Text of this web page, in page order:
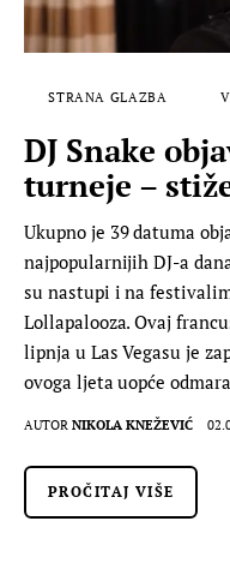
STRANA GLAZBA
DJ Snake
turneje –
Ukupno je 39 datuma
najpopularnijih DJ-a
su nastupi i na
Lollapalooza. Ovaj
lipnja u Las Vegasu je
ovoga ljeta uopće
AUTOR NIKOLA KNEŽEVIĆ
PROČITAJ VIŠE